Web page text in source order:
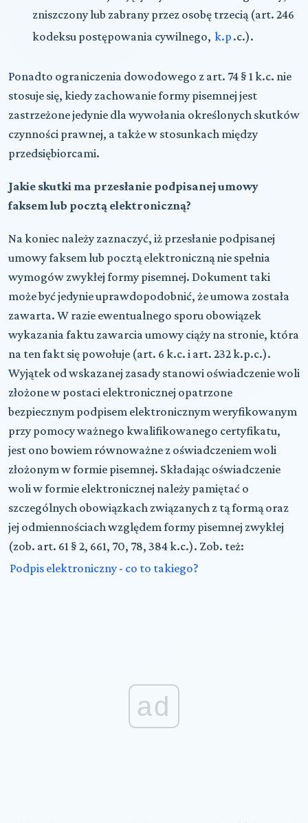
zniszczony lub zabrany przez osobę trzecią (art. 246
kodeksu postępowania cywilnego, k.p .c.).
Ponadto ograniczenia dowodowego z art. 74 § 1 k.c. nie
stosuje się, kiedy zachowanie formy pisemnej jest
zastrzeżone jedynie dla wywołania określonych skutków
czynności prawnej, a także w stosunkach między
przedsiębiorcami.
Jakie skutki ma przesłanie podpisanej umowy
faksem lub pocztą elektroniczną?
Na koniec należy zaznaczyć, iż przesłanie podpisanej
umowy faksem lub pocztą elektroniczną nie spełnia
wymogów zwykłej formy pisemnej. Dokument taki
może być jedynie uprawdopodobnić, że umowa została
zawarta. W razie ewentualnego sporu obowiązek
wykazania faktu zawarcia umowy ciąży na stronie, która
na ten fakt się powołuje (art. 6 k.c. i art. 232 k.p.c.).
Wyjątek od wskazanej zasady stanowi oświadczenie woli
złożone w postaci elektronicznej opatrzone
bezpiecznym podpisem elektronicznym weryfikowanym
przy pomocy ważnego kwalifikowanego certyfikatu,
jest ono bowiem równoważne z oświadczeniem woli
złożonym w formie pisemnej. Składając oświadczenie
woli w formie elektronicznej należy pamiętać o
szczególnych obowiązkach związanych z tą formą oraz
jej odmiennościach względem formy pisemnej zwykłej
(zob. art. 61 § 2, 661, 70, 78, 384 k.c.). Zob. też:
Podpis elektroniczny - co to takiego?
ad